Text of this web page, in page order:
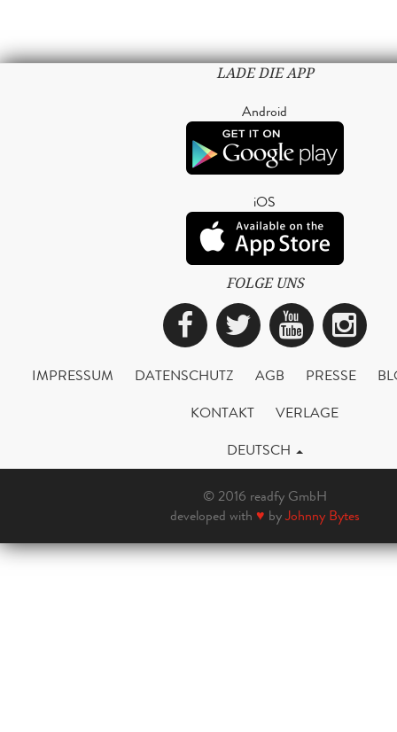
LADE DIE APP
Android
iOS
FOLGE UNS
Facebook
Twitter
IMPRESSUM DATENSCHUTZ AGB PRESSE
KONTAKT
VERLAGE
DEUTSCH
© 2016 readfy GmbH
developed with ♥ byJohnny Bytes